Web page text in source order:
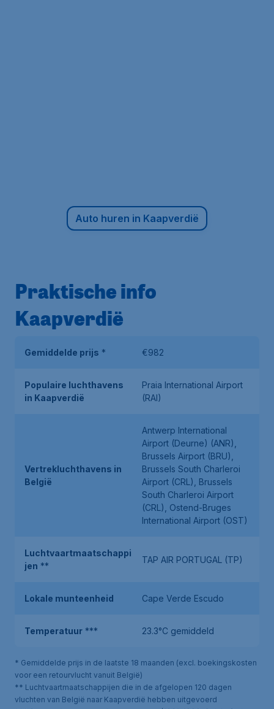
Auto huren in Kaapverdië
Praktische info
Kaapverdië
Gemiddelde prijs * €982
Populaire luchthavens
in Kaapverdië
Praia International Airport
(RAI)
Vertrekluchthavens in
België
Antwerp International
Airport (Deurne) (ANR),
Brussels Airport (BRU),
Brussels South Charleroi
Airport (CRL), Brussels
South Charleroi Airport
(CRL), Ostend-Bruges
International Airport (OST)
Luchtvaartmaatschappi
jen **
TAP AIR PORTUGAL (TP)
Lokale munteenheid Cape Verde Escudo
Temperatuur *** 23.3°C gemiddeld
* Gemiddelde prijs in de laatste 18 maanden (excl. boekingskosten
voor een retourvlucht vanuit België)
** Luchtvaartmaatschappijen die in de afgelopen 120 dagen
vluchten van België naar Kaapverdië hebben uitgevoerd